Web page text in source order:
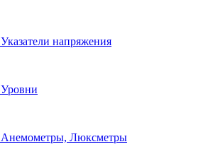
Указатели напряжения
Уровни
Анемометры, Люксметры